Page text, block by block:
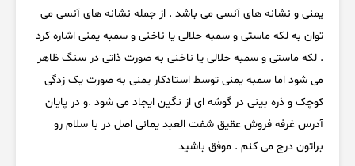
یمنی و نشانه های آنسی می باشد . از جمله نشانه های آنسی می
توان به لکه ماستی و سمبه حلالی یا ناخنی و سمبه یمنی اشاره کرد
. لکه ماستی و سمبه حلالی یا ناخنی به صورت ذاتی در سنگ ظاهر
می شود اما سمبه یمنی توسط استادکار یمنی به صورت یک زدگی
کوچک و ذره بینی در گوشه ای از نگین ایجاد می شود .و در پایان
آدرس غرفه فروش عقیق شفت العبد یمانی اصل در با سلام رو
براتون درج می کنم . موفق باشید